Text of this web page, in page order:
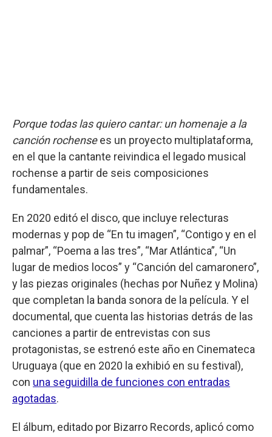
Porque todas las quiero cantar: un homenaje a la
canción rochensees un proyecto multiplataforma,
en el que la cantante reivindica el legado musical
rochense a partir de seis composiciones
fundamentales.
En 2020 editó el disco, que incluye relecturas
modernas y pop de “En tu imagen”, “Contigo y en el
palmar”, “Poema a las tres”, “Mar Atlántica”, “Un
lugar de medios locos” y “Canción del camaronero”,
y las piezas originales (hechas por Nuñez y Molina)
que completan la banda sonora de la película. Y el
documental, que cuenta las historias detrás de las
canciones a partir de entrevistas con sus
protagonistas, se estrenó este año en Cinemateca
Uruguaya (que en 2020 la exhibió en su festival),
con una seguidilla de funciones con entradas
agotadas.
El álbum, editado por Bizarro Records, aplicó como